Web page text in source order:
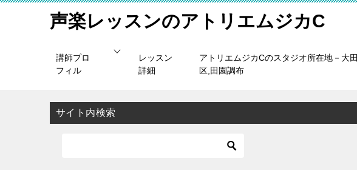
声楽レッスンのアトリエムジカC
講師プロ
フィル
レッスン
詳細
アトリエムジカCのスタジオ所在地－大田
区,田園調布
サイト内検索